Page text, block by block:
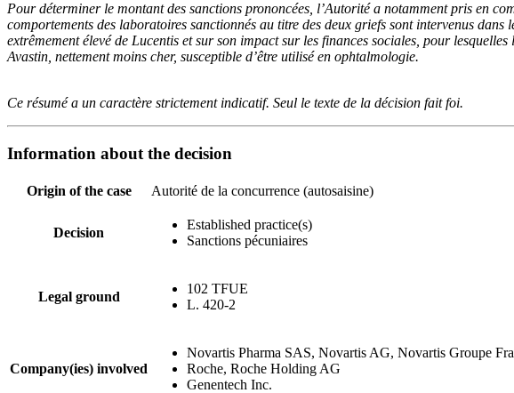
Pour déterminer le montant des sanctions prononcées, l’Autorité a notamment pris en
comportements des laboratoires sanctionnés au titre des deux griefs sont intervenus
extrêmement élevé de Lucentis et sur son impact sur les finances sociales, pour
Avastin, nettement moins cher, susceptible d’être utilisé en ophtalmologie.
Ce résumé a un caractère strictement indicatif. Seul le texte de la décision fait foi.
Information about the decision
Origin of the case Autorité de la concurrence (autosaisine)
Decision
Established practice(s)
Sanctions pécuniaires
Legal ground
102 TFUE
L. 420-2
Company(ies) involved
Novartis Pharma SAS, Novartis AG, Novartis Groupe
Roche, Roche Holding AG
Genentech Inc.